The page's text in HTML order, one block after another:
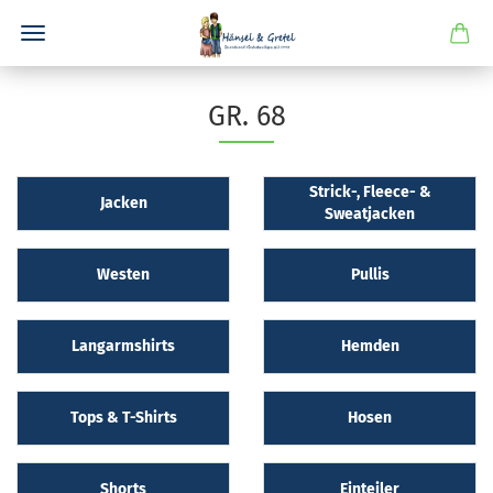
GR. 68
Jacken
Strick-, Fleece- &
Sweatjacken
Westen Pullis
Langarmshirts Hemden
Tops & T-Shirts Hosen
Shorts Einteiler